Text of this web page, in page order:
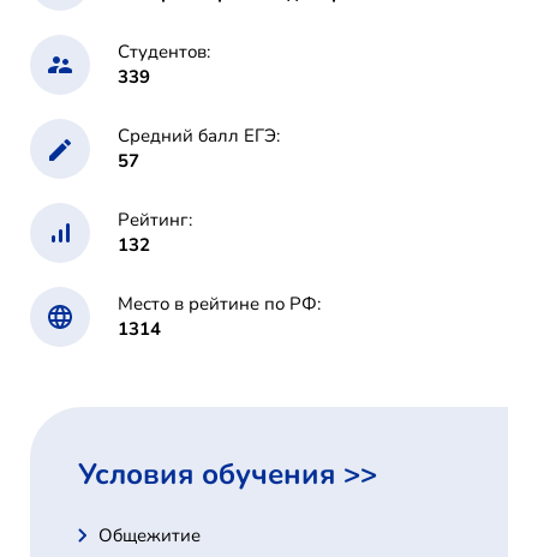
Студентов:
339
Средний балл ЕГЭ:
57
Рейтинг:
132
Место в рейтине по РФ:
1314
Условия обучения >>
Общежитие